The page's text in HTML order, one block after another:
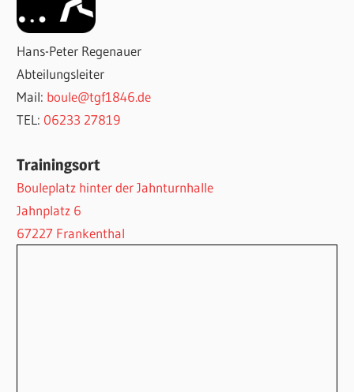
Hans-Peter Regenauer
Abteilungsleiter
Mail: boule@tgf1846.de
TEL: 06233 27819
Trainingsort
Bouleplatz hinter der Jahnturnhalle
Jahnplatz 6
67227 Frankenthal